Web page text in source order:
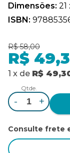
Dimensões: 21
ISBN:
R$ 58,00
R$
1 x de R$
Qtde.
- +
Consulte frete